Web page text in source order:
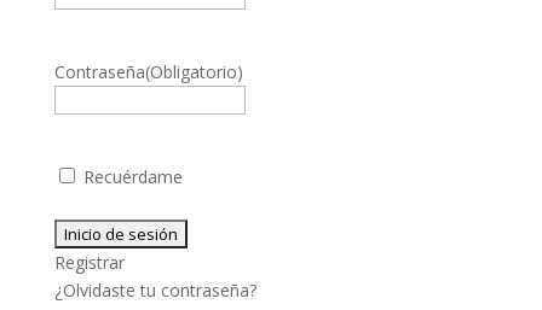
Contraseña(Obligatorio)
Recuérdame
Registrar
¿Olvidaste tu contraseña?